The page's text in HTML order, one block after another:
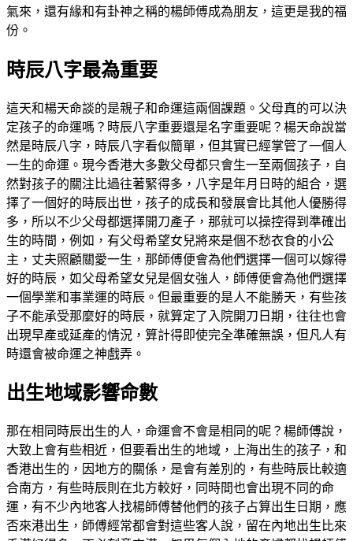
氣來，還有緣和有卦神之稱的楊師傅成為朋友，這更是我的福
份。
時辰八字最為重要
這天和楊天命談的是親子和命運這兩個課題。父母真的可以決
定孩子的命運嗎？時辰八字重要還是名字重要呢？楊天命說當
然是時辰八字，時辰八字看似簡單，但其實已經掌管了一個人
一生的命運。現今香港大多數父母都只會生一至兩個孩子，自
然對孩子的關注比過往著緊得多，八字是年月日時的組合，選
擇了一個好的時辰出世，孩子的成長和發展會比其他人優勝得
多，所以不少父母都選擇開刀產子，那就可以操控得到準確出
生的時間，例如，有父母希望女兒將來是個不愁衣食的小公
主，丈夫照顧關愛一生，那師傅便會為他們選擇一個可以嫁得
好的時辰，如父母希望女兒是個女強人，師傅便會為他們選擇
一個學業和事業運的時辰。但最重要的是人不能勝天，有些孩
子不能承受那麼好的時辰，就算定了入院開刀日期，往往也會
出現早產或延產的情況，算計得即使完全準確無誤，但凡人有
時還會被命運之神戲弄。
出生地域影響命數
那在相同時辰出生的人，命運會不會是相同的呢？楊師傅說，
大致上會有些相近，但要看出生的地域，上海出生的孩子，和
香港出生的，因地方的關係，是會有差別的，有些時辰比較適
合南方，有些時辰則在北方較好，同時間也會出現不同的命
運，有不少內地客人找楊師傅替他們的孩子占算出生日期，應
否來港出生，師傅經常都會對這些客人說，留在內地出生比來